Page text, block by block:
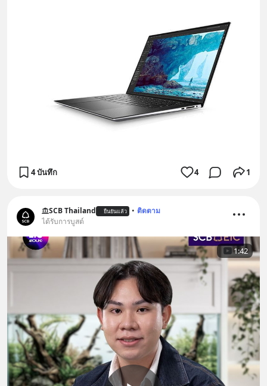
4 บันทึก 4 1
SCB Thailand ยืนยันแล้ว • ติดตาม
ได้รับการบูสต์
1:42